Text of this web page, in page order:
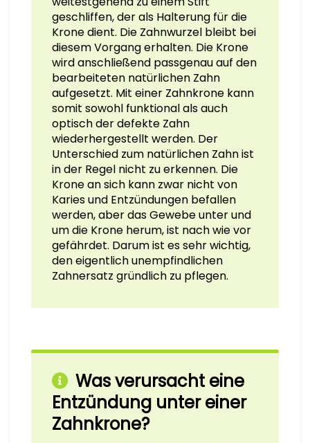
geschliffen, der als Halterung für die
Krone dient. Die Zahnwurzel bleibt bei
diesem Vorgang erhalten. Die Krone
wird anschließend passgenau auf den
bearbeiteten natürlichen Zahn
aufgesetzt. Mit einer Zahnkrone kann
somit sowohl funktional als auch
optisch der defekte Zahn
wiederhergestellt werden. Der
Unterschied zum natürlichen Zahn ist
in der Regel nicht zu erkennen. Die
Krone an sich kann zwar nicht von
Karies und Entzündungen befallen
werden, aber das Gewebe unter und
um die Krone herum, ist nach wie vor
gefährdet. Darum ist es sehr wichtig,
den eigentlich unempfindlichen
Zahnersatz gründlich zu pflegen.
Was verursacht eine
Entzündung unter einer
Zahnkrone?